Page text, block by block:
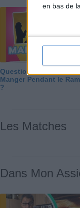
en bas de
Question/Réponse : Que
Manger Pendant le
?
Les Matches
Dans Mon